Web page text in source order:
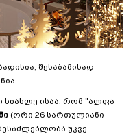
შესაბამისად
სიახლე ისაა, რომ "ალფა
(ორი 26 სართულიანი
უკვე